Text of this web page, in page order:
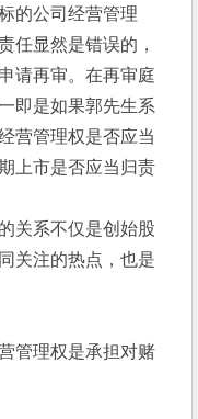
的公司经营管理
任显然是错误的，
请再审。在再审庭
即是如果郭先生系
营管理权是否应当
上市是否应当归责
关系不仅是创始股
关注的热点，也是
管理权是承担对赌